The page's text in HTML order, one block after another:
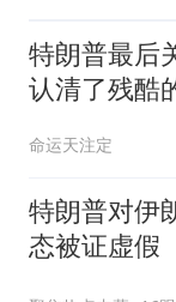
特朗普最后
认清了残酷
命运天注定
特朗普对伊
态被证虚假